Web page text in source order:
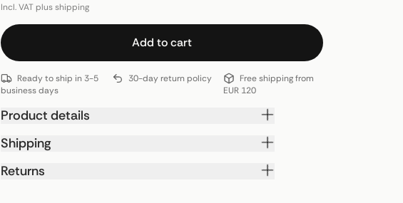
Incl. VAT plus shipping
Add to cart
Ready to ship in 3-5
business days
30-day return policy
Free shipping from
EUR 120
Product details
Shipping
Returns